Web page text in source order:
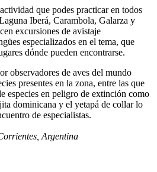
que podes practicar en todos
Iberá, Carambola, Galarza y
excursiones de avistaje
especializados en el tema, que
dónde pueden encontrarse.
observadores de aves del mundo
presentes en la zona, entre las que
especies en peligro de extinción como
dominicana y el yetapá de collar lo
de especialistas.
Argentina